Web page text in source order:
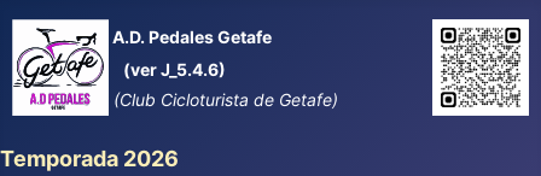
A.D. Pedales Getafe
(ver J_5.4.6)
(Club Cicloturista de Getafe)
Temporada 2026